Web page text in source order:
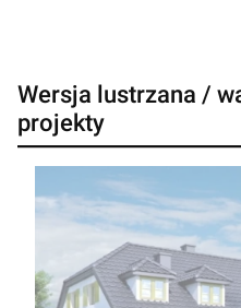
Wersja lustrzana /
projekty